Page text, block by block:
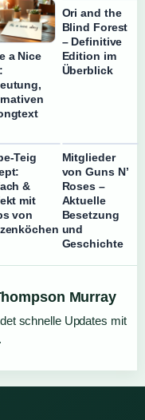
a Nice
Ori and the
Blind Forest
– Definitive
Edition im
Überblick
Teig
&
mit
von
Mitglieder
von Guns N’
Roses –
Aktuelle
Besetzung
und
Geschichte
Murray
schnelle Updates mit